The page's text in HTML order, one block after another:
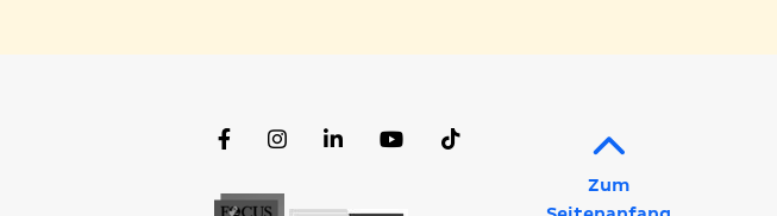
FacebookInstagram
LinkedInYouTube
Zum